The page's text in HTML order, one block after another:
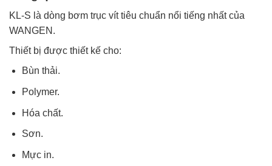
KL-S là dòng bơm trục vít tiêu chuẩn nổi tiếng nhất của
WANGEN.
Thiết bị được thiết kế cho:
Bùn thải.
Polymer.
Hóa chất.
Sơn.
Mực in.